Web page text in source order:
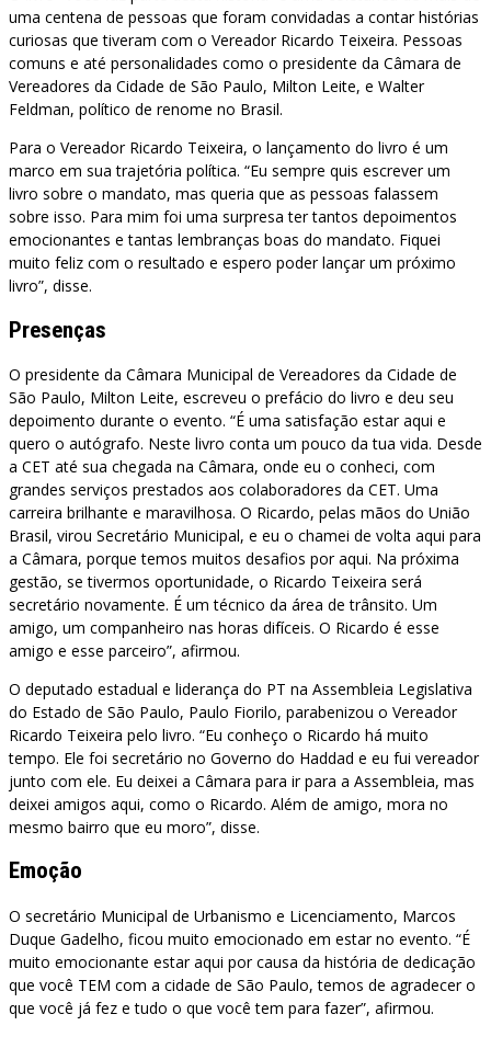
uma centena de pessoas que foram convidadas a contar histórias
curiosas que tiveram com o Vereador Ricardo Teixeira. Pessoas
comuns e até personalidades como o presidente da Câmara de
Vereadores da Cidade de São Paulo, Milton Leite, e Walter
Feldman, político de renome no Brasil.
Para o Vereador Ricardo Teixeira, o lançamento do livro é um
marco em sua trajetória política. “Eu sempre quis escrever um
livro sobre o mandato, mas queria que as pessoas falassem
sobre isso. Para mim foi uma surpresa ter tantos depoimentos
emocionantes e tantas lembranças boas do mandato. Fiquei
muito feliz com o resultado e espero poder lançar um próximo
livro”, disse.
Presenças
O presidente da Câmara Municipal de Vereadores da Cidade de
São Paulo, Milton Leite, escreveu o prefácio do livro e deu seu
depoimento durante o evento. “É uma satisfação estar aqui e
quero o autógrafo. Neste livro conta um pouco da tua vida. Desde
a CET até sua chegada na Câmara, onde eu o conheci, com
grandes serviços prestados aos colaboradores da CET. Uma
carreira brilhante e maravilhosa. O Ricardo, pelas mãos do União
Brasil, virou Secretário Municipal, e eu o chamei de volta aqui para
a Câmara, porque temos muitos desafios por aqui. Na próxima
gestão, se tivermos oportunidade, o Ricardo Teixeira será
secretário novamente. É um técnico da área de trânsito. Um
amigo, um companheiro nas horas difíceis. O Ricardo é esse
amigo e esse parceiro”, afirmou.
O deputado estadual e liderança do PT na Assembleia Legislativa
do Estado de São Paulo, Paulo Fiorilo, parabenizou o Vereador
Ricardo Teixeira pelo livro. “Eu conheço o Ricardo há muito
tempo. Ele foi secretário no Governo do Haddad e eu fui vereador
junto com ele. Eu deixei a Câmara para ir para a Assembleia, mas
deixei amigos aqui, como o Ricardo. Além de amigo, mora no
mesmo bairro que eu moro”, disse.
Emoção
O secretário Municipal de Urbanismo e Licenciamento, Marcos
Duque Gadelho, ficou muito emocionado em estar no evento. “É
muito emocionante estar aqui por causa da história de dedicação
que você TEM com a cidade de São Paulo, temos de agradecer o
que você já fez e tudo o que você tem para fazer”, afirmou.